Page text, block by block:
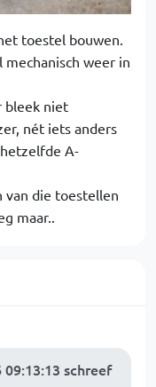
toestel bouwen.
weer in
bleek niet
nét iets anders
A-
van die toestellen
maar..
schreef